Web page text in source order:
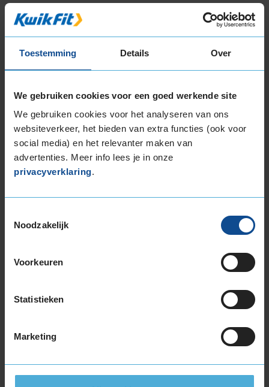
Toestemming Details Over
We gebruiken cookies voor een goed werkende site
We gebruiken cookies voor het analyseren van ons
websiteverkeer, het bieden van extra functies (ook voor
social media) en het relevanter maken van
advertenties. Meer info lees je in onze
privacyverklaring.
Noodzakelijk
Voorkeuren
Statistieken
Marketing
bandenmaat omvang (inch)
Montage Veilig & Zeker